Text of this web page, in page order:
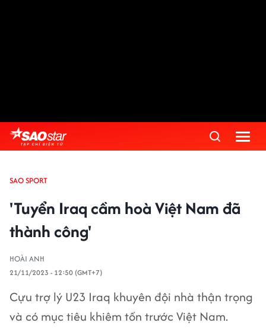
SAO SPORT
'Tuyển Iraq cầm hoà Việt Nam đã
thành công'
HOÀI ANH
21/11/2023 - 12:50 (GMT+7)
Cựu trợ lý U23 Iraq khuyên đội nhà thận trọng
và có mục tiêu khiêm tốn trước Việt Nam.